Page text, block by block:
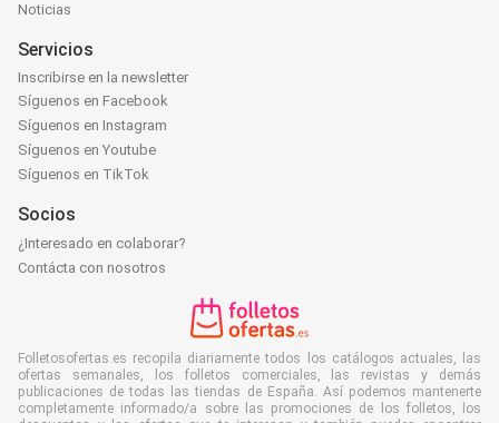
Noticias
Servicios
Inscribirse en la newsletter
Síguenos en Facebook
Síguenos en Instagram
Síguenos en Youtube
Síguenos en TikTok
Socios
¿Interesado en colaborar?
Contácta con nosotros
Folletosofertas.es recopila diariamente todos los catálogos actuales, las
ofertas semanales, los folletos comerciales, las revistas y demás
publicaciones de todas las tiendas de España. Así podemos mantenerte
completamente informado/a sobre las promociones de los folletos, los